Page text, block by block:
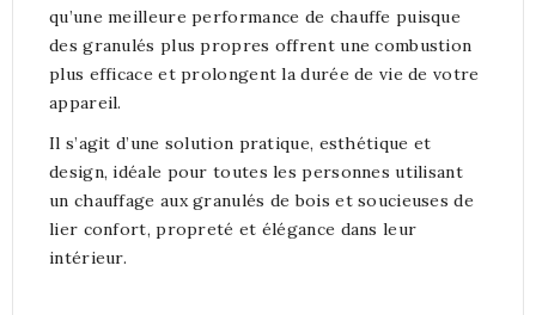
qu’une meilleure performance de chauffe puisque
des granulés plus propres offrent une combustion
plus efficace et prolongent la durée de vie de votre
appareil.
Il s’agit d’une solution pratique, esthétique et
design, idéale pour toutes les personnes utilisant
un chauffage aux granulés de bois et soucieuses de
lier confort, propreté et élégance dans leur
intérieur.